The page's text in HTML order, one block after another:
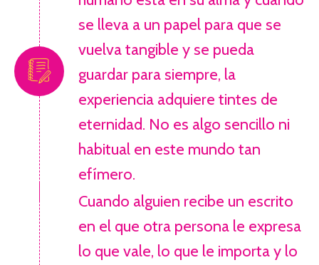
se lleva a un papel para que se
vuelva tangible y se pueda
guardar para siempre, la
experiencia adquiere tintes de
eternidad. No es algo sencillo ni
habitual en este mundo tan
efímero.
Cuando alguien recibe un escrito
en el que otra persona le expresa
lo que vale, lo que le importa y lo